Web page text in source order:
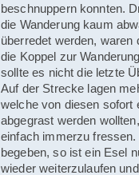
beschnuppern konnten.
die Wanderung kaum
überredet werden,
die Koppel zur
sollte es nicht die letzte
Auf der Strecke lagen
welche von diesen sofort
abgegrast werden
einfach immerzu
begeben, so ist ein Esel
wieder weiterzulaufen